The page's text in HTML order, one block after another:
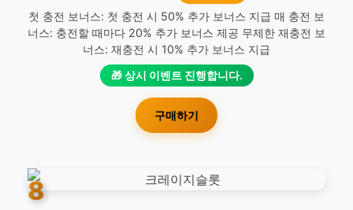
첫 충전 보너스: 첫 충전 시 50% 추가 보너스 지급 매 충전 보
너스: 충전할 때마다 20% 추가 보너스 제공 무제한 재충전 보
너스: 재충전 시 10% 추가 보너스 지급
🎁 상시 이벤트 진행합니다.
구매하기
8